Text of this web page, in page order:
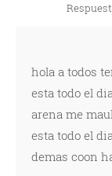
hola a todos
esta todo el
arena me
esta todo el
demas coon